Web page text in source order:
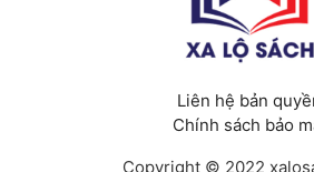
Liên hệ bản
Chính sách bảo
Copyright © 2022